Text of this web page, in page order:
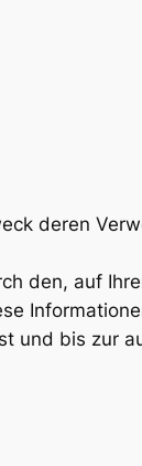
deren
den, auf
und bis zur